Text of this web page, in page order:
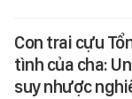
Con trai cựu
tình của cha:
suy nhược